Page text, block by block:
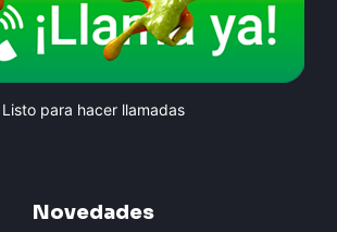
Listo para hacer llamadas
Novedades